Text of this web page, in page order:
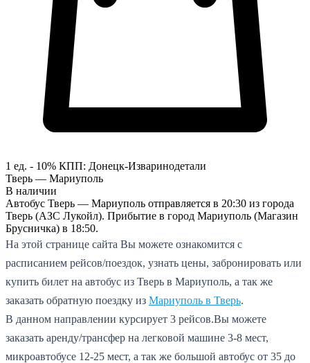
1 ед. - 10% КПП: Донецк-Изваринодетали
Тверь — Мариуполь
В наличии
Автобус Тверь — Мариуполь отправляется в 20:30 из города
Тверь (АЗС Лукойл). Прибытие в город Мариуполь (Магазин
Брусничка) в 18:50.
На этой странице сайта Вы можете ознакомится с
расписанием рейсов/поездок, узнать цены, забронировать или
купить билет на автобус из Тверь в Мариуполь, а так же
заказать обратную поездку из Мариуполь в Тверь.
В данном направлении курсирует 3 рейсов.Вы можете
заказать аренду/трансфер на легковой машине 3-8 мест,
микроавтобусе 12-25 мест, а так же большой автобус от 35 до